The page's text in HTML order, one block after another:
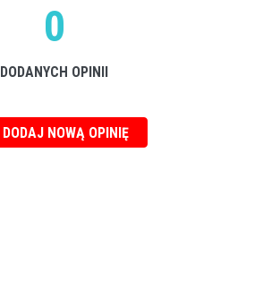
0
DODANYCH OPINII
DODAJ NOWĄ OPINIĘ